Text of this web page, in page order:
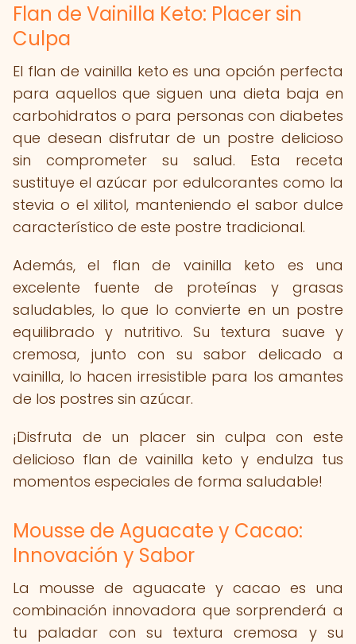
Flan de Vainilla Keto: Placer sin
Culpa
El flan de vainilla keto es una opción perfecta
para aquellos que siguen una dieta baja en
carbohidratos o para personas con diabetes
que desean disfrutar de un postre delicioso
sin comprometer su salud. Esta receta
sustituye el azúcar por edulcorantes como la
stevia o el xilitol, manteniendo el sabor dulce
característico de este postre tradicional.
Además, el flan de vainilla keto es una
excelente fuente de proteínas y grasas
saludables, lo que lo convierte en un postre
equilibrado y nutritivo. Su textura suave y
cremosa, junto con su sabor delicado a
vainilla, lo hacen irresistible para los amantes
de los postres sin azúcar.
¡Disfruta de un placer sin culpa con este
delicioso flan de vainilla keto y endulza tus
momentos especiales de forma saludable!
Mousse de Aguacate y Cacao:
Innovación y Sabor
La mousse de aguacate y cacao es una
combinación innovadora que sorprenderá a
tu paladar con su textura cremosa y su